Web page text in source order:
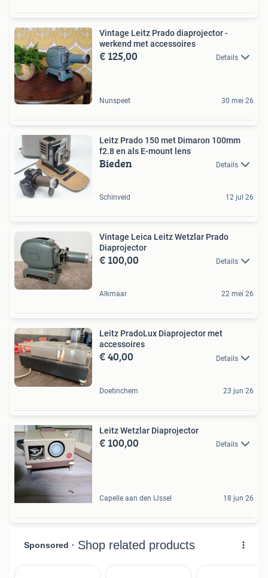
Vintage Leitz Prado diaprojector -
werkend met accessoires
€ 125,00 Details
Nunspeet 30 mei 26
Leitz Prado 150 met Dimaron 100mm
f2.8 en als E-mount lens
Bieden Details
Schinveld 12 jul 26
Vintage Leica Leitz Wetzlar Prado
Diaprojector
€ 100,00 Details
Alkmaar 22 mei 26
Leitz PradoLux Diaprojector met
accessoires
€ 40,00 Details
Doetinchem 23 jun 26
Leitz Wetzlar Diaprojector
€ 100,00 Details
Capelle aan den IJssel 18 jun 26